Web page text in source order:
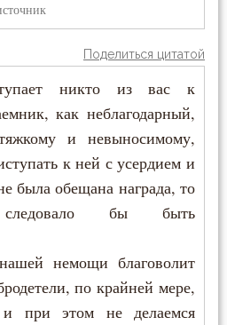
Поделиться цитатой
никто из вас к
как неблагодарный,
и невыносимому,
к ней с усердием и
была обещана награда, то
бы быть
немощи благоволит
по крайней мере,
при этом не делаемся